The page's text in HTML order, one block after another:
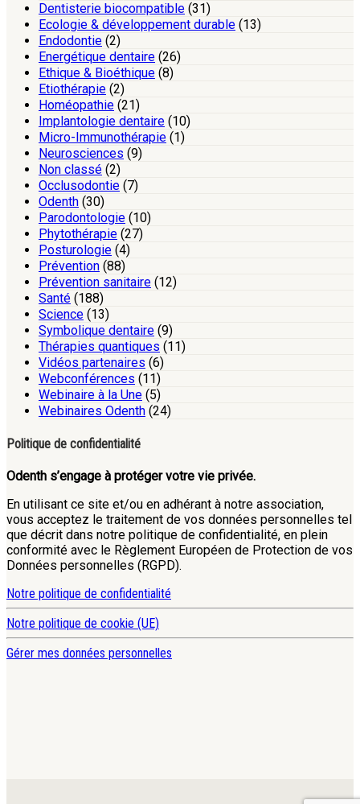
Dentisterie biocompatible (31)
Ecologie & développement durable (13)
Endodontie (2)
Energétique dentaire (26)
Ethique & Bioéthique (8)
Etiothérapie (2)
Homéopathie (21)
Implantologie dentaire (10)
Micro-Immunothérapie (1)
Neurosciences (9)
Non classé (2)
Occlusodontie (7)
Odenth (30)
Parodontologie (10)
Phytothérapie (27)
Posturologie (4)
Prévention (88)
Prévention sanitaire (12)
Santé (188)
Science (13)
Symbolique dentaire (9)
Thérapies quantiques (11)
Vidéos partenaires (6)
Webconférences (11)
Webinaire à la Une (5)
Webinaires Odenth (24)
Politique de confidentialité
Odenth s’engage à protéger votre vie privée.
En utilisant ce site et/ou en adhérant à notre association,
vous acceptez le traitement de vos données personnelles tel
que décrit dans notre politique de confidentialité, en plein
conformité avec le Règlement Européen de Protection de vos
Données personnelles (RGPD).
Notre politique de confidentialité
Notre politique de cookie (UE)
Gérer mes données personnelles